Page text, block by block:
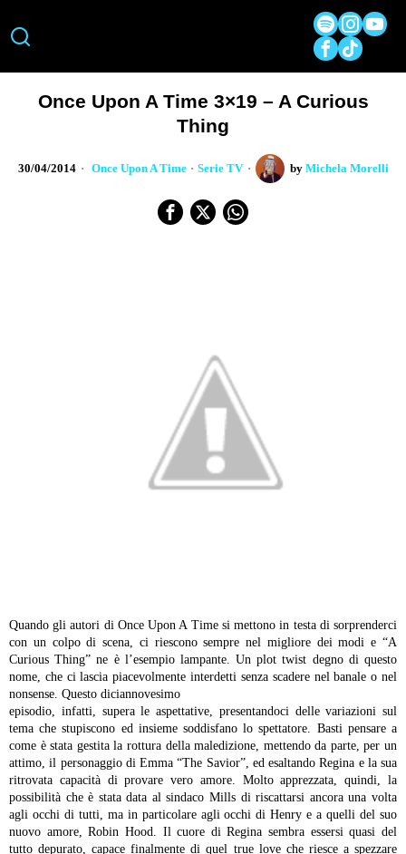
Once Upon A Time 3×19 – A Curious
Thing
30/04/2014 Once Upon A Time · Serie TV by Michela Morelli
Quando gli autori di Once Upon A Time si mettono in testa di sorprenderci
con un colpo di scena, ci riescono sempre nel migliore dei modi e “A
Curious Thing” ne è l’esempio lampante. Un plot twist degno di questo
nome, che ci lascia piacevolmente interdetti senza scadere nel banale o nel
nonsense. Questo diciannovesimo
episodio, infatti, supera le aspettative, presentandoci delle variazioni sul
tema che stupiscono ed insieme soddisfano lo spettatore. Basti pensare a
come è stata gestita la rottura della maledizione, mettendo da parte, per un
attimo, il personaggio di Emma “The Savior”, ed esaltando Regina e la sua
ritrovata capacità di provare vero amore. Molto apprezzata, quindi, la
possibilità che è stata data al sindaco Mills di riscattarsi ancora una volta
agli occhi di tutti, ma in particolare agli occhi di Henry e a quelli del suo
nuovo amore, Robin Hood. Il cuore di Regina sembra essersi quasi del
tutto depurato, capace finalmente di quel true love che riesce a spezzare